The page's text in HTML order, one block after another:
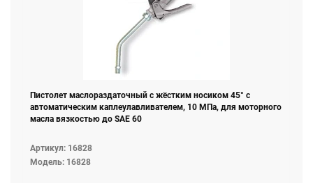
Пистолет маслораздаточный с жёстким носиком 45° с
автоматическим каплеулавливателем, 10 МПа, для моторного
масла вязкостью до SAE 60
Артикул: 16828
Модель: 16828